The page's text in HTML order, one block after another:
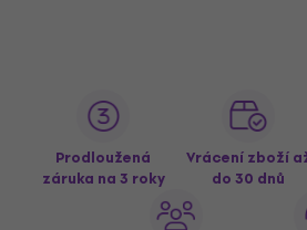
Prodloužená
záruka na 3 roky
Vrácení zboží
do 30 dnů